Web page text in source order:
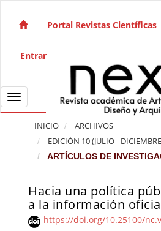
Navegación principal
Barra lateral
Portal Revistas Científicas
Entrar
Toggle navigation
INICIO
ARCHIVOS
EDICIÓN 10 (JULIO -
ARTÍCULOS DE
Hacia una política
a la información
https://doi.org/10.25100/
Barra lateral del